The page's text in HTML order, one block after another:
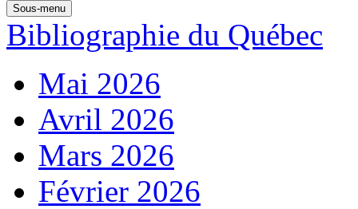
Sous-menu
Bibliographie du Québec
Mai 2026
Avril 2026
Mars 2026
Février 2026